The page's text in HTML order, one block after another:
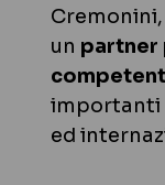
un partner
importanti
ed